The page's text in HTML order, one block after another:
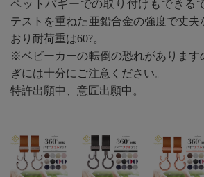
ペットバギーでの取り付けもできる
テストを重ねた亜鉛合金の強度で丈夫
おり耐荷重は60?。
※ベビーカーの転倒の恐れがあります
ぎには十分にご注意ください。
特許出願中、意匠出願中。